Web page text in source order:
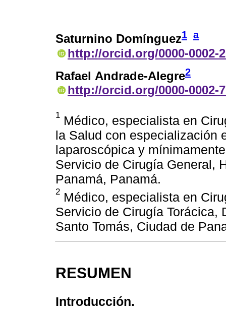
Saturnino Domínguez1 a
http://orcid.org/0000-0002-
Rafael Andrade-Alegre2
http://orcid.org/0000-0002-
1 Médico, especialista en
la Salud con especialización
laparoscópica y
Servicio de Cirugía General,
Panamá, Panamá.
2 Médico, especialista en
Servicio de Cirugía Torácica,
Santo Tomás, Ciudad de
RESUMEN
Introducción.